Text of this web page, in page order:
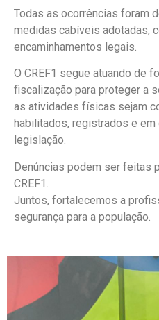
Todas as ocorrências foram
medidas cabíveis adotadas,
encaminhamentos legais.
O CREF1 segue atuando de
fiscalização para proteger a
as atividades físicas sejam
habilitados, registrados e
legislação.
Denúncias podem ser feitas
CREF1.
Juntos, fortalecemos a
segurança para a população.